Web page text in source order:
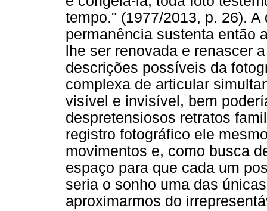
tempo." (1977/2013, p. 26).
permanência sustenta então
lhe ser renovada e renascer
descrições possíveis da
complexa de articular
visível e invisível, bem
despretensiosos retratos
registro fotográfico ele
movimentos e, como busca
espaço para que cada um
seria o sonho uma das
aproximarmos do